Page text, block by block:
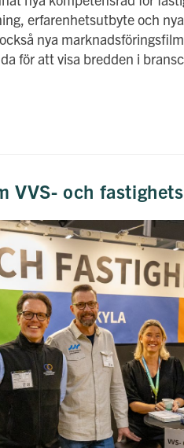
erfarenhetsutbyte och
nya
för att visa bredden i
VVS- och